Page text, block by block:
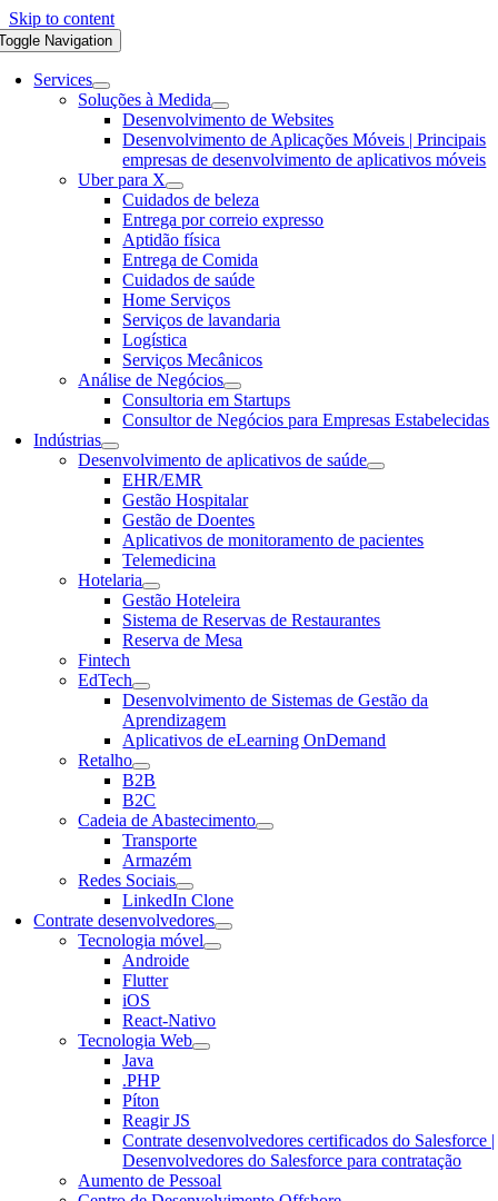
Skip to content
Navigation
Services
Soluções à Medida
Desenvolvimento de Websites
Desenvolvimento de Aplicações Móveis | Principais
empresas de desenvolvimento de aplicativos móveis
Uber para X
Cuidados de beleza
Entrega por correio expresso
Aptidão física
Entrega de Comida
Cuidados de saúde
Home Serviços
Serviços de lavandaria
Logística
Serviços Mecânicos
Análise de Negócios
Consultoria em Startups
Consultor de Negócios para Empresas Estabelecidas
Indústrias
Desenvolvimento de aplicativos de saúde
EHR/EMR
Gestão Hospitalar
Gestão de Doentes
Aplicativos de monitoramento de pacientes
Telemedicina
Hotelaria
Gestão Hoteleira
Sistema de Reservas de Restaurantes
Reserva de Mesa
Fintech
EdTech
Desenvolvimento de Sistemas de Gestão da
Aprendizagem
Aplicativos de eLearning OnDemand
Retalho
B2B
B2C
Cadeia de Abastecimento
Transporte
Armazém
Redes Sociais
LinkedIn Clone
Contrate desenvolvedores
Tecnologia móvel
Androide
Flutter
iOS
React-Nativo
Tecnologia Web
Java
.PHP
Píton
Reagir JS
Contrate desenvolvedores certificados do Salesforce |
Desenvolvedores do Salesforce para contratação
Aumento de Pessoal